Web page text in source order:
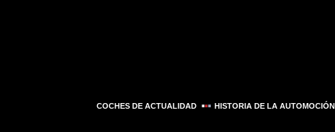
COCHES DE ACTUALIDAD HISTORIA DE LA AUTOMOCIÓN